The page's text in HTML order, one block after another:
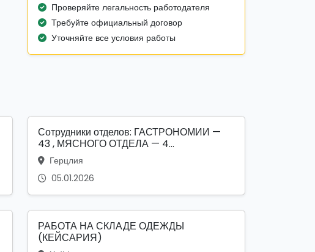
Проверяйте легальность работодателя
Требуйте официальный договор
Уточняйте все условия работы
Сотрудники отделов: ГАСТРОНОМИИ —
43 , МЯСНОГО ОТДЕЛА — 4...
Герцлия
05.01.2026
РАБОТА НА СКЛАДЕ ОДЕЖДЫ
(КЕЙСАРИЯ)